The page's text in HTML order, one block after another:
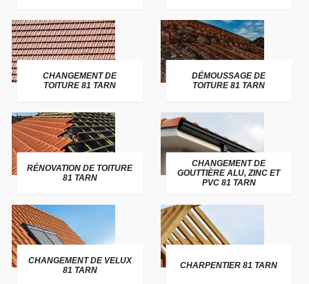
CHANGEMENT DE
TOITURE 81 TARN
DÉMOUSSAGE DE
TOITURE 81 TARN
RÉNOVATION DE TOITURE
81 TARN
CHANGEMENT DE
GOUTTIÈRE ALU, ZINC ET
PVC 81 TARN
CHANGEMENT DE VELUX
81 TARN
CHARPENTIER 81 TARN